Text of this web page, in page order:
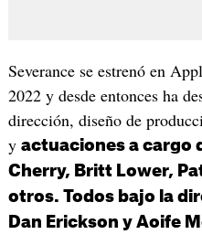
Severance se estrenó en
2022 y desde entonces ha
dirección, diseño de
y actuaciones a cargo
Cherry, Britt Lower,
otros. Todos bajo la
Dan Erickson y Aoife